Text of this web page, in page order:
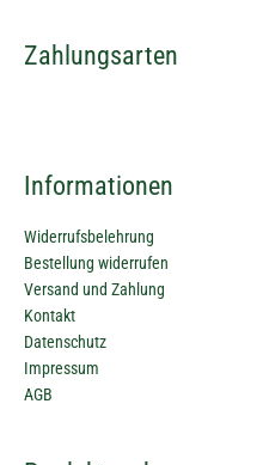
Zahlungsarten
Informationen
Widerrufsbelehrung
Bestellung widerrufen
Versand und Zahlung
Kontakt
Datenschutz
Impressum
AGB